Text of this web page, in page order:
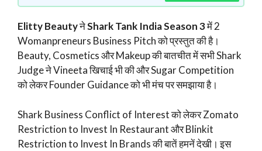
Elitty BeautyनेShark Tank India Season 3में 2
Womanpreneurs Business Pitch को प्रस्तुत की है।
Beauty, Cosmetics और Makeup की बातचीत में सभी Shark
Judge ने Vineeta खिचाई भी की और Sugar Competition
को लेकर Founder Guidance को भी मंच पर समझाया है।
Shark Business Conflict of Interest को लेकर Zomato
Restriction to Invest In Restaurant और Blinkit
Restriction to Invest In Brands की बातें हमनें देखी। इस